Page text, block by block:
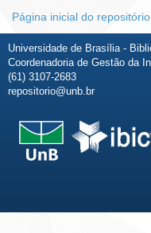
Página inicial do repositório
Universidade de Brasília -
Coordenadoria de Gestão da
(61) 3107-2683
repositorio@unb.br